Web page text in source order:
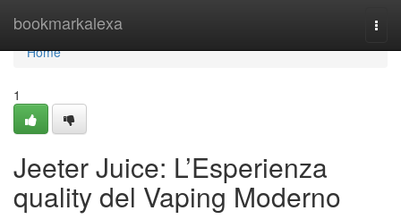
bookmarkalexa
Home
Home
1
Jeeter Juice: L’Esperienza
quality del Vaping Moderno